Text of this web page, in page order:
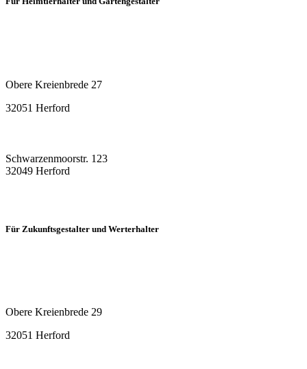
Obere Kreienbrede 27
32051 Herford
Schwarzenmoorstr. 123
32049 Herford
Für Zukunftsgestalter und Werterhalter
Obere Kreienbrede 29
32051 Herford